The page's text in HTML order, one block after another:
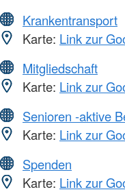
Krankentransport
Karte: Link zur
Mitgliedschaft
Karte: Link zur
Senioren -aktive
Karte: Link zur
Spenden
Karte: Link zur